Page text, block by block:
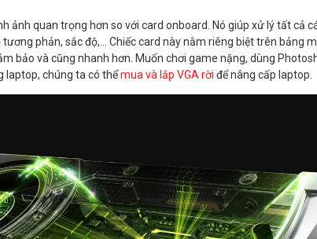
ảnh quan trọng hơn so với card onboard. Nó giúp xử lý tất cả
phản, sắc độ,… Chiếc card này nằm riêng biệt trên bảng
bảo và cũng nhanh hơn. Muốn chơi game nặng, dùng
laptop, chúng ta có thểmua và lắp VGA rời để nâng cấp laptop.